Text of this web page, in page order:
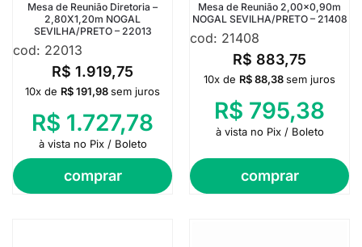
Mesa de Reunião Diretoria –
2,80X1,20m NOGAL
SEVILHA/PRETO – 22013
cod: 22013
R$ 1.919,75
comprar
10x de R$191,98sem juros
R$ 1.727,78
à vista no Pix / Boleto
Mesa de Reunião 2,00×0,90m
NOGAL SEVILHA/PRETO – 21408
cod: 21408
R$ 883,75
comprar
10x de R$88,38sem juros
R$ 795,38
à vista no Pix / Boleto